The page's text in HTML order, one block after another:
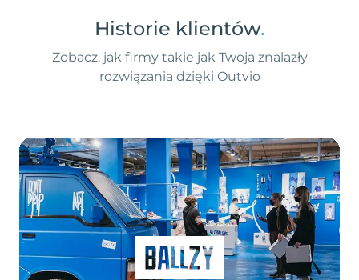
Historie klientów.
Zobacz, jak firmy takie jak Twoja znalazły
rozwiązania dzięki Outvio